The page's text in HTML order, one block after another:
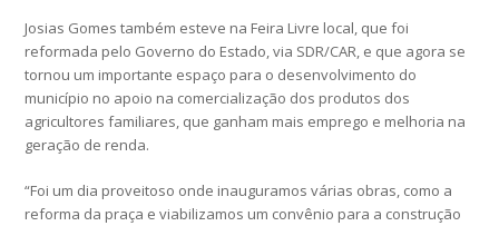
Josias Gomes também esteve na Feira Livre local, que foi
reformada pelo Governo do Estado, via SDR/CAR, e que agora se
tornou um importante espaço para o desenvolvimento do
município no apoio na comercialização dos produtos dos
agricultores familiares, que ganham mais emprego e melhoria na
geração de renda.
“Foi um dia proveitoso onde inauguramos várias obras, como a
reforma da praça e viabilizamos um convênio para a construção